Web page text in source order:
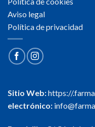
Aviso legal
Política de privacidad
Sitio Web:https://
electrónico: